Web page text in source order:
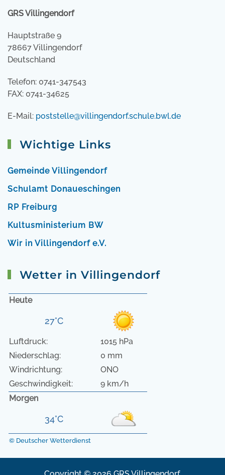
GRS Villingendorf
Hauptstraße 9
78667 Villingendorf
Deutschland
Telefon: 0741-347543
FAX: 0741-34625
E-Mail: poststelle@villingendorf.schule.bwl.de
Wichtige Links
Gemeinde Villingendorf
Schulamt Donaueschingen
RP Freiburg
Kultusministerium BW
Wir in Villingendorf e.V.
Wetter in Villingendorf
Heute
27°C
Luftdruck:
1015 hPa
Niederschlag:
0 mm
Windrichtung:
ONO
Geschwindigkeit:
9 km/h
Morgen
34°C
© Deutscher Wetterdienst